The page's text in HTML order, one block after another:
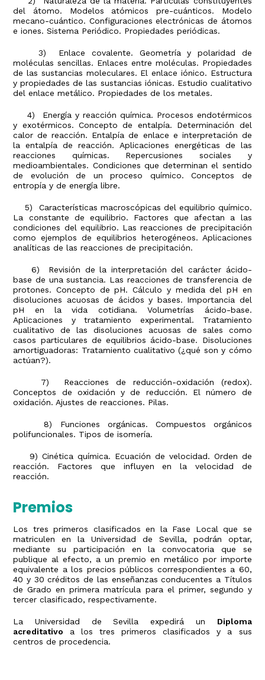
del átomo. Modelos atómicos pre-cuánticos. Modelo
mecano-cuántico. Configuraciones electrónicas de átomos
e iones. Sistema Periódico. Propiedades periódicas.
3) Enlace covalente. Geometría y polaridad de
moléculas sencillas. Enlaces entre moléculas. Propiedades
de las sustancias moleculares. El enlace iónico. Estructura
y propiedades de las sustancias iónicas. Estudio cualitativo
del enlace metálico. Propiedades de los metales.
4) Energía y reacción química. Procesos endotérmicos
y exotérmicos. Concepto de entalpía. Determinación del
calor de reacción. Entalpía de enlace e interpretación de
la entalpía de reacción. Aplicaciones energéticas de las
reacciones químicas. Repercusiones sociales y
medioambientales. Condiciones que determinan el sentido
de evolución de un proceso químico. Conceptos de
entropía y de energía libre.
5) Características macroscópicas del equilibrio químico.
La constante de equilibrio. Factores que afectan a las
condiciones del equilibrio. Las reacciones de precipitación
como ejemplos de equilibrios heterogéneos. Aplicaciones
analíticas de las reacciones de precipitación.
6) Revisión de la interpretación del carácter ácido-
base de una sustancia. Las reacciones de transferencia de
protones. Concepto de pH. Cálculo y medida del pH en
disoluciones acuosas de ácidos y bases. Importancia del
pH en la vida cotidiana. Volumetrías ácido-base.
Aplicaciones y tratamiento experimental. Tratamiento
cualitativo de las disoluciones acuosas de sales como
casos particulares de equilibrios ácido-base. Disoluciones
amortiguadoras: Tratamiento cualitativo (¿qué son y cómo
actúan?).
7) Reacciones de reducción-oxidación (redox).
Conceptos de oxidación y de reducción. El número de
oxidación. Ajustes de reacciones. Pilas.
8) Funciones orgánicas. Compuestos orgánicos
polifuncionales. Tipos de isomería.
9) Cinética química. Ecuación de velocidad. Orden de
reacción. Factores que influyen en la velocidad de
reacción.
Premios
Los tres primeros clasificados en la Fase Local que se
matriculen en la Universidad de Sevilla, podrán optar,
mediante su participación en la convocatoria que se
publique al efecto, a un premio en metálico por importe
equivalente a los precios públicos correspondientes a 60,
40 y 30 créditos de las enseñanzas conducentes a Títulos
de Grado en primera matrícula para el primer, segundo y
tercer clasificado, respectivamente.
La Universidad de Sevilla expedirá un Diploma
acreditativo a los tres primeros clasificados y a sus
centros de procedencia.